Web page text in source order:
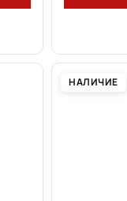
НАЛИЧИЕ